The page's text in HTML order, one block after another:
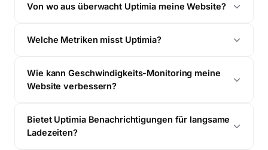
Von wo aus überwacht Uptimia meine Website?
Welche Metriken misst Uptimia?
Wie kann Geschwindigkeits-Monitoring meine
Website verbessern?
Bietet Uptimia Benachrichtigungen für langsame
Ladezeiten?